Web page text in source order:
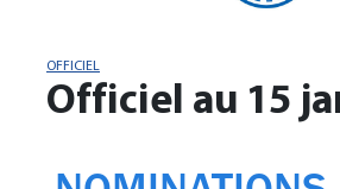
OFFICIEL
Officiel au 15